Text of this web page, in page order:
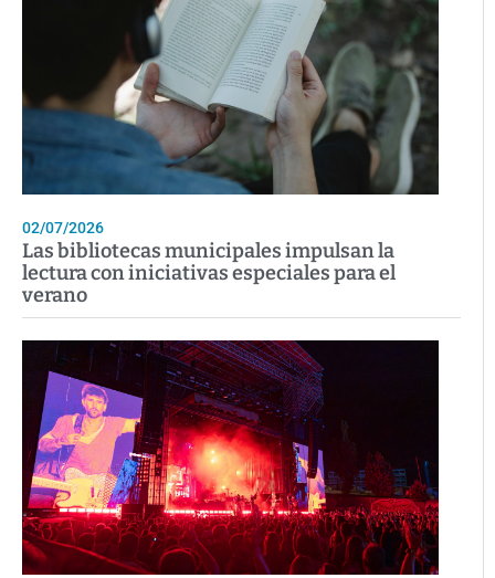
02/07/2026
Las bibliotecas municipales impulsan la
lectura con iniciativas especiales para el
verano